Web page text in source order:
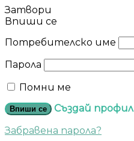
Затвори
Впиши се
Потребителско име
Парола
Помни ме
Впиши се
Създай профил
Забравена парола?